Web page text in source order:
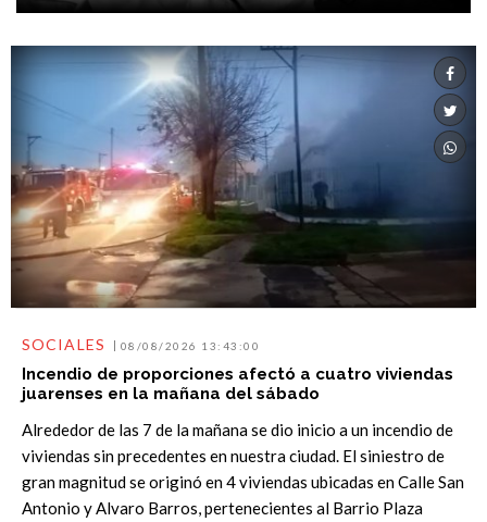
SOCIALES 08/08/2026 13:43:00
Incendio de proporciones afectó a cuatro viviendas
juarenses en la mañana del sábado
Alrededor de las 7 de la mañana se dio inicio a un incendio de
viviendas sin precedentes en nuestra ciudad. El siniestro de
gran magnitud se originó en 4 viviendas ubicadas en Calle San
Antonio y Alvaro Barros, pertenecientes al Barrio Plaza